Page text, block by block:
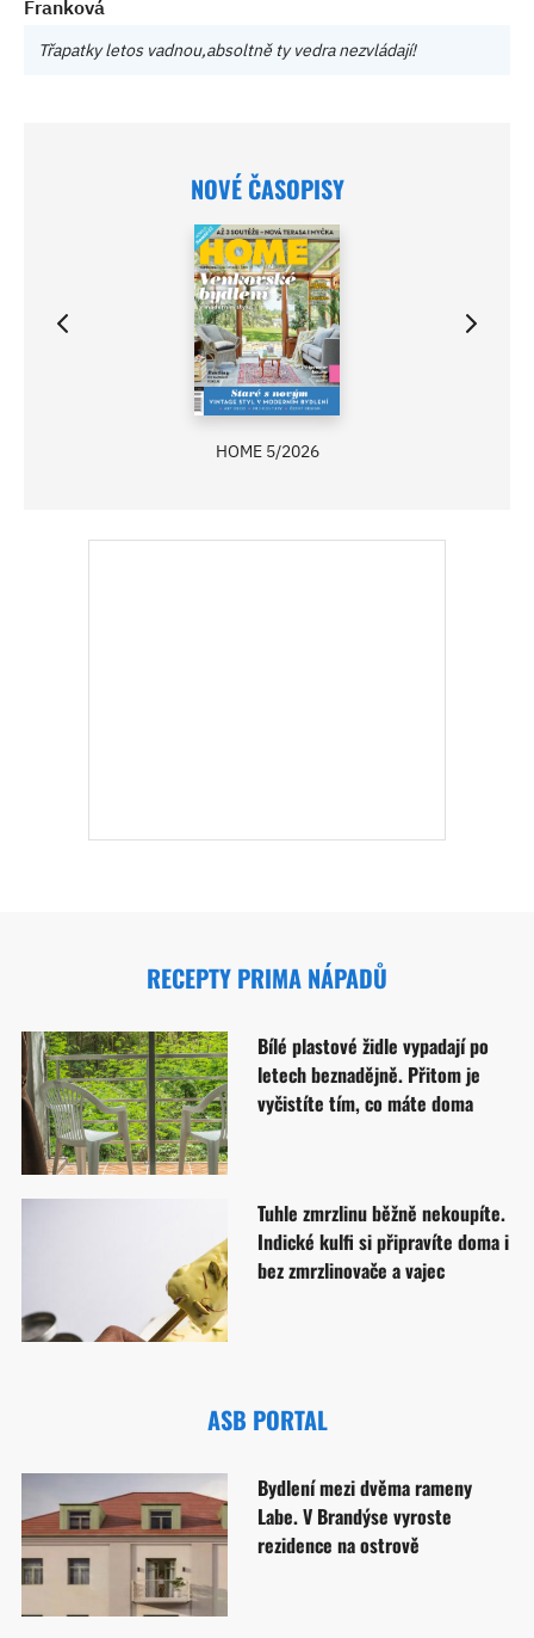
Franková
Třapatky letos vadnou,absoltně ty vedra nezvládají!
NOVÉ ČASOPISY
HOME 5/2026
RECEPTY PRIMA NÁPADŮ
Bílé plastové židle vypadají po
letech beznadějně. Přitom je
vyčistíte tím, co máte doma
Tuhle zmrzlinu běžně nekoupíte.
Indické kulfi si připravíte doma i
bez zmrzlinovače a vajec
ASB PORTAL
Bydlení mezi dvěma rameny
Labe. V Brandýse vyroste
rezidence na ostrově